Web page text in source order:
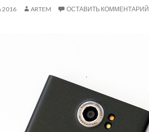
2016 ARTEM ОСТАВИТЬ КОММЕНТАРИЙ